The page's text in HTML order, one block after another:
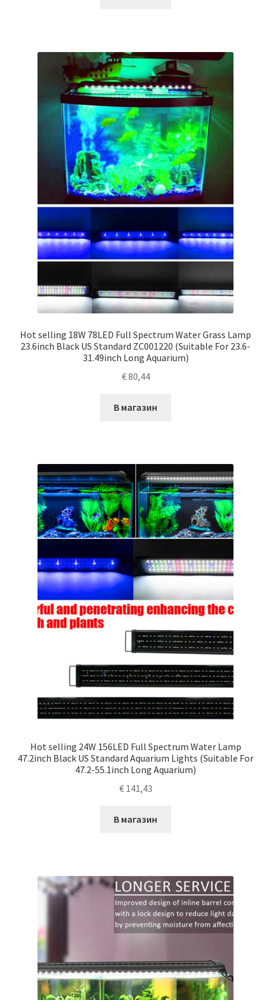
Hot selling 18W 78LED Full Spectrum Water Grass Lamp
23.6inch Black US Standard ZC001220 (Suitable For 23.6-
31.49inch Long Aquarium)
€80,44
В магазин
Hot selling 24W 156LED Full Spectrum Water Lamp
47.2inch Black US Standard Aquarium Lights (Suitable For
47.2-55.1inch Long Aquarium)
€141,43
В магазин